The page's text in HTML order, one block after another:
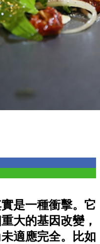
是一種衝擊。它
大的基因改變，
適應完全。比如